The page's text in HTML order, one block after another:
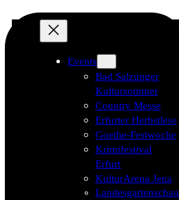
Events
Bad Salzunger
Kultursommer
Country Messe
Erfurter Herbstlese
Goethe-Festwoche
Krimifestival
Erfurt
KulturArena Jena
Landesgartenschau